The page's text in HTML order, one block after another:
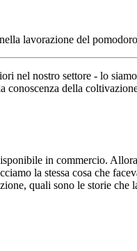
nel nostro settore - lo
della
in commercio.
la stessa cosa che
quali sono le storie